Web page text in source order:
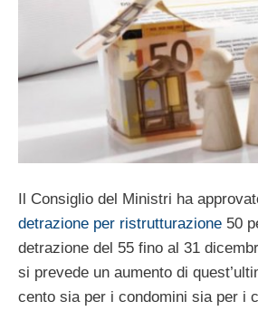
Il Consiglio del Ministri ha
detrazione per ristrutturazione 50
detrazione del 55 fino al 31
si prevede un aumento di
cento sia per i condomini sia per i